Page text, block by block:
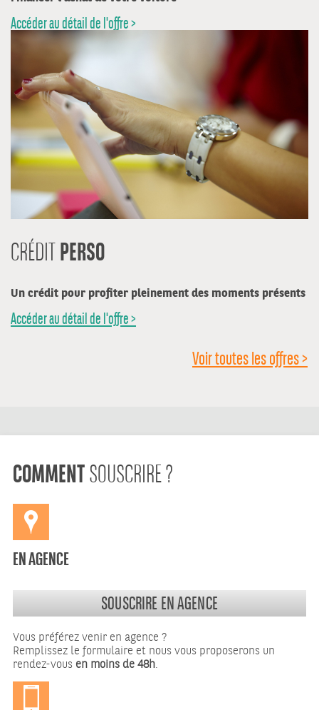
Accéder au détail de l'offre >
CRÉDITPERSO
Un crédit pour profiter pleinement des moments présents
Accéder au détail de l'offre >
Voir toutes les offres >
COMMENTSOUSCRIRE ?
EN AGENCE
SOUSCRIRE EN AGENCE
Vous préférez venir en agence ?
Remplissez le formulaire et nous vous proposerons un
rendez-vous en moins de 48h.